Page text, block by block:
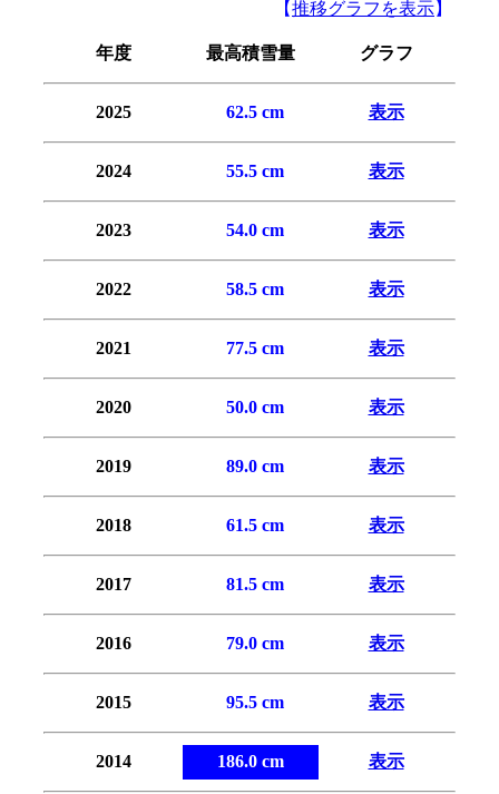
【推移グラフを表示】
年度 最高積雪量 グラフ
2025 62.5 cm 表示
2024 55.5 cm 表示
2023 54.0 cm 表示
2022 58.5 cm 表示
2021 77.5cm 表示
2020 50.0 cm 表示
2019 89.0 cm 表示
2018 61.5 cm 表示
2017 81.5 cm 表示
2016 79.0 cm 表示
2015 95.5 cm 表示
2014 186.0 cm 表示